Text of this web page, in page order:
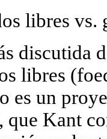
libres
discutida
libres
es un
Kant